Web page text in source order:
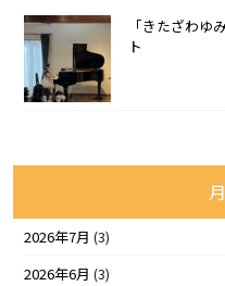
「きたざわゆ
ト
2026年7月 (3)
2026年6月 (3)